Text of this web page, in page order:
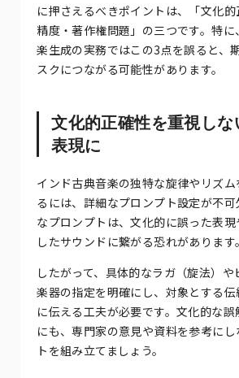
に押さえるべきポイントは、「文化
精度・著作権問題」の三つです。特
楽生成の実務ではこの3点を誤ると、
スクにつながる可能性があります。
文化的正確性を重視しな
表現に
インド古典音楽の独特な旋律やリズ
るには、詳細なプロンプト設定が不
なプロンプトは、文化的に誤った表
したサウンドに繋がる恐れがあります。
したがって、具体的なラガ（旋法）や
楽器の指定を明確にし、対象とする
に伝える工夫が必要です。文化的な誤
にも、専門家の意見や資料を参考に
トを組み立てましょう。